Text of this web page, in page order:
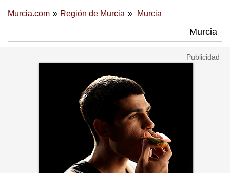
Murcia.com Región de Murcia Murcia
Murcia